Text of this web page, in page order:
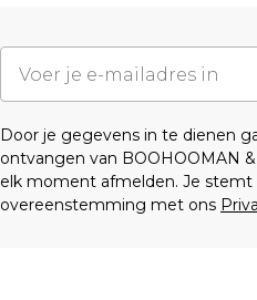
Door je gegevens in te dienen
ontvangen van BOOHOOMAN
elk moment afmelden. Je
overeenstemming met ons